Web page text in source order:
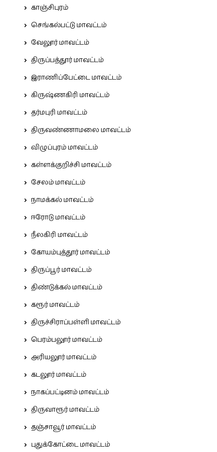
காஞ்சிபுரம்
செங்கல்பட்டு மாவட்டம்
வேலூர் மாவட்டம்
திருப்பத்தூர் மாவட்டம்
இராணிப்பேட்டை மாவட்டம்
கிருஷ்ணகிரி மாவட்டம்
தர்மபுரி மாவட்டம்
திருவண்ணாமலை மாவட்டம்
விழுப்புரம் மாவட்டம்
கள்ளக்குறிச்சி மாவட்டம்
சேலம் மாவட்டம்
நாமக்கல் மாவட்டம்
ஈரோடு மாவட்டம்
நீலகிரி மாவட்டம்
கோயம்புத்தூர் மாவட்டம்
திருப்பூர் மாவட்டம்
திண்டுக்கல் மாவட்டம்
கரூர் மாவட்டம்
திருச்சிராப்பள்ளி மாவட்டம்
பெரம்பலூர் மாவட்டம்
அரியலூர் மாவட்டம்
கடலூர் மாவட்டம்
நாகப்பட்டினம் மாவட்டம்
திருவாரூர் மாவட்டம்
தஞ்சாவூர் மாவட்டம்
புதுக்கோட்டை மாவட்டம்